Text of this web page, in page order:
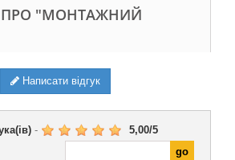
ПРО "МОНТАЖНИЙ
Написати відгук
- 5,00/5